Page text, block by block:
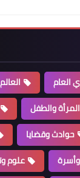
العام العالم
المرأة والطفل
حوادث وقضايا
علوم